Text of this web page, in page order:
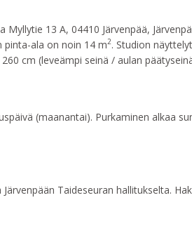
13 A, 04410 Järvenpää,
pinta-ala on noin 14 m2. Studion
cm (leveämpi seinä / aulan
(maanantai). Purkaminen alkaa
Taideseuran hallitukselta.